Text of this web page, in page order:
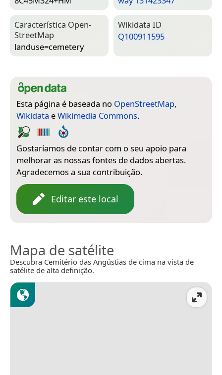
Característica Open­
Street­Map
landuse=­cemetery
Wiki­data ID
Q100911595
Esta página é baseada no OpenStreetMap,
Wikidata eWikimedia Commons.
Gostaríamos de contar com o seu apoio para
melhorar as nossas fontes de dados abertas.
Agradecemos a sua contribuição.
Editar este local
Mapa de satélite
Descubra Cemitério das Angústias de cima na vista de
satélite de alta definição.